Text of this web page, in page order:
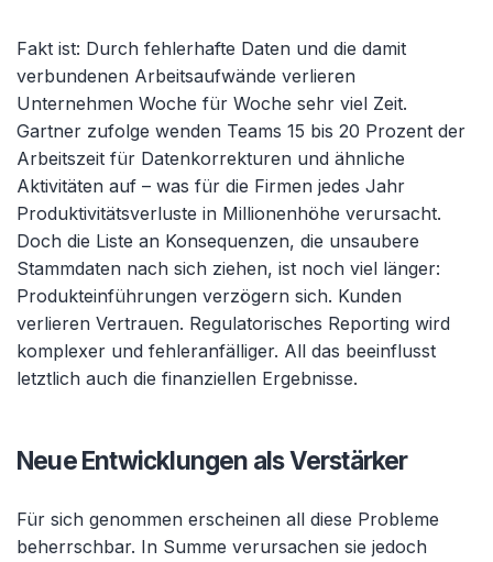
Fakt ist: Durch fehlerhafte Daten und die damit
verbundenen Arbeitsaufwände verlieren
Unternehmen Woche für Woche sehr viel Zeit.
Gartner zufolge wenden Teams 15 bis 20 Prozent der
Arbeitszeit für Datenkorrekturen und ähnliche
Aktivitäten auf – was für die Firmen jedes Jahr
Produktivitätsverluste in Millionenhöhe verursacht.
Doch die Liste an Konsequenzen, die unsaubere
Stammdaten nach sich ziehen, ist noch viel länger:
Produkteinführungen verzögern sich. Kunden
verlieren Vertrauen. Regulatorisches Reporting wird
komplexer und fehleranfälliger. All das beeinflusst
letztlich auch die finanziellen Ergebnisse.
Neue Entwicklungen als Verstärker
Für sich genommen erscheinen all diese Probleme
beherrschbar. In Summe verursachen sie jedoch